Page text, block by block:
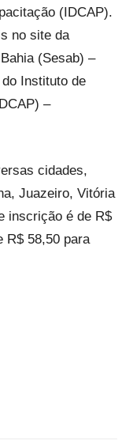
(IDCAP).
no site da
(Sesab) –
Instituto de
–
cidades,
Juazeiro, Vitória
inscrição é de R$
R$ 58,50 para